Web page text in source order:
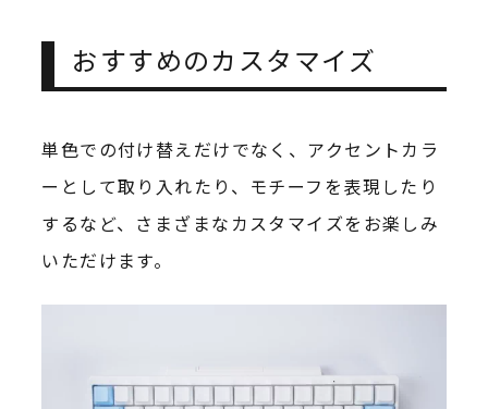
おすすめのカスタマイズ
単色での付け替えだけでなく、アクセントカラ
ーとして取り入れたり、モチーフを表現したり
するなど、さまざまなカスタマイズをお楽しみ
いただけます。